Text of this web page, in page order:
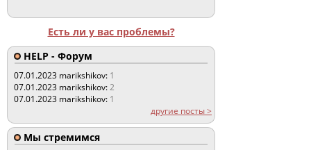
Есть ли у вас проблемы?
HELP - Форум
07.01.2023 marikshikov: 1
07.01.2023 marikshikov:2
07.01.2023 marikshikov: 1
другие посты >
Мы стремимся